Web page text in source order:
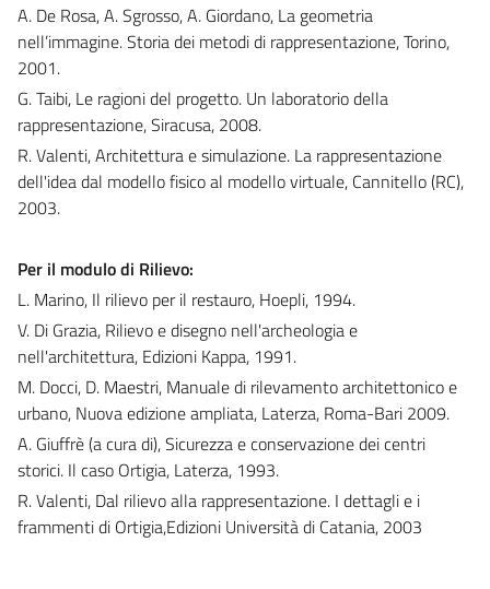
A. De Rosa, A. Sgrosso, A. Giordano, La geometria
nell’immagine. Storia dei metodi di rappresentazione, Torino,
2001.
G. Taibi, Le ragioni del progetto. Un laboratorio della
rappresentazione, Siracusa, 2008.
R. Valenti, Architettura e simulazione. La rappresentazione
dell'idea dal modello fisico al modello virtuale, Cannitello (RC),
2003.
Per il modulo di Rilievo:
L. Marino, Il rilievo per il restauro, Hoepli, 1994.
V. Di Grazia, Rilievo e disegno nell'archeologia e
nell'architettura, Edizioni Kappa, 1991.
M. Docci, D. Maestri, Manuale di rilevamento architettonico e
urbano, Nuova edizione ampliata, Laterza, Roma-Bari 2009.
A. Giuffrè (a cura di), Sicurezza e conservazione dei centri
storici. Il caso Ortigia, Laterza, 1993.
R. Valenti, Dal rilievo alla rappresentazione. I dettagli e i
frammenti di Ortigia,Edizioni Università di Catania, 2003